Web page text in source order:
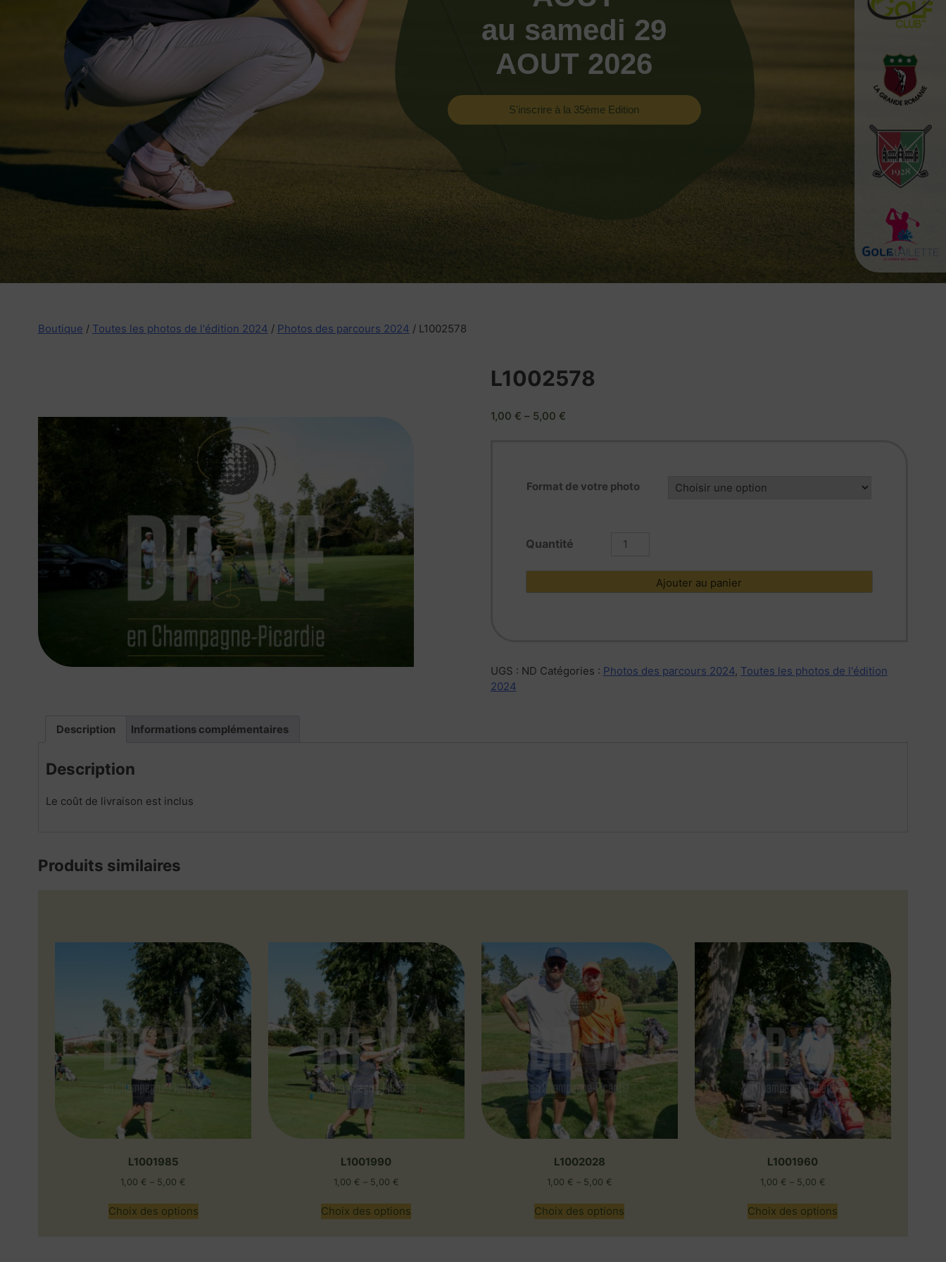
au samedi 29
AOUT 2026
S'inscrire à la 35ème Edition
Boutique / Toutes les photos de l'édition 2024 / Photos des parcours 2024 / L1002578
L1002578
1,00 € – 5,00 €
Format de votre photo
quantité
L1002578
Ajouter au panier
UGS : ND Catégories : Photos des parcours 2024, Toutes les photos de l'édition
2024
Description Informations complémentaires
Description
Le coût de livraison est inclus
Produits similaires
L1001985
1,00 € – 5,00 €
Choix des options
L1001990
1,00 € – 5,00 €
Choix des options
L1002028
1,00 € – 5,00 €
Choix des options
L1001960
1,00 € – 5,00 €
Choix des options